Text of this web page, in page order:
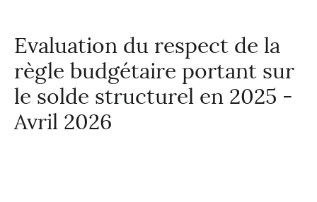
Evaluation du respect de la
règle budgétaire portant sur
le solde structurel en 2025 -
Avril 2026